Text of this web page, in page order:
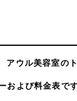
アウル美容室の
および料金表で